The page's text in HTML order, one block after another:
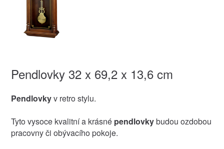
Pendlovky 32 x 69,2 x 13,6 cm
Pendlovkyv retro stylu.
Tyto vysoce kvalitní a krásné pendlovkybudou ozdobou
pracovny či obývacího pokoje.